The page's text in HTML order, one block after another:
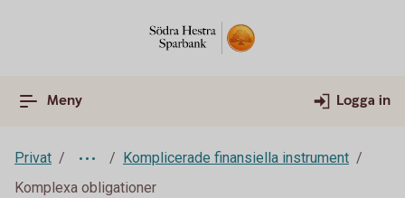
Meny Logga in
Privat
Komplicerade finansiella instrument
Komplexa obligationer